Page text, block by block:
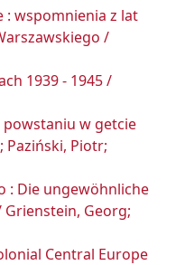
: wspomnienia z lat
/
1939 - 1945 /
powstaniu w getcie
Paziński, Piotr;
: Die ungewöhnliche
Grienstein, Georg;
Central Europe